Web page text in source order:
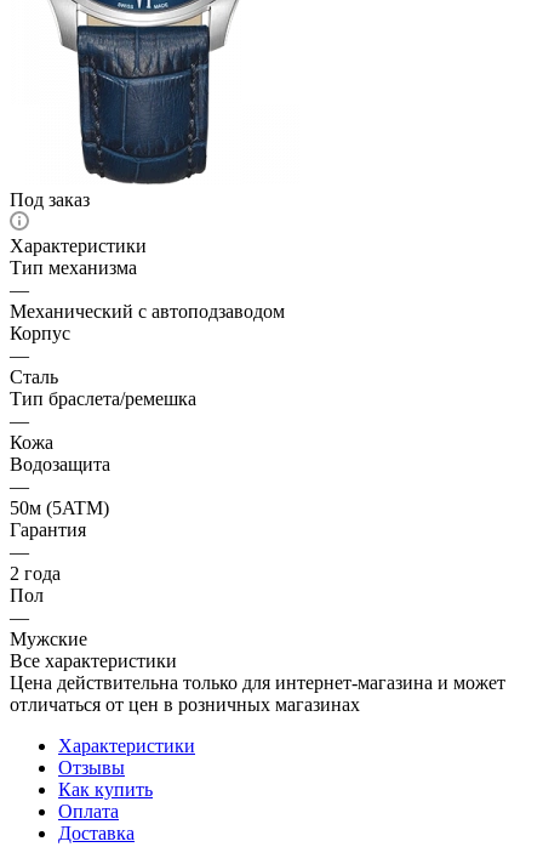
Под заказ
Характеристики
Тип механизма
—
Механический с автоподзаводом
Корпус
—
Сталь
Тип браслета/ремешка
—
Кожа
Водозащита
—
50м (5ATM)
Гарантия
—
2 года
Пол
—
Мужские
Все характеристики
Цена действительна только для интернет-магазина и может
отличаться от цен в розничных магазинах
Характеристики
Отзывы
Как купить
Оплата
Доставка